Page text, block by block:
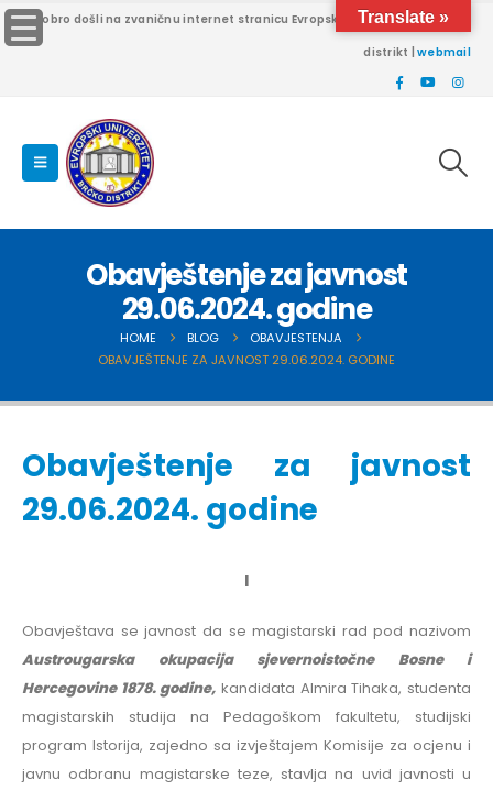
Dobro došli na zvaničnu internet stranicu Evropskog univerziteta Brčko
distrikt |webmail
Obavještenje za javnost
29.06.2024. godine
HOME BLOG
OBAVJESTENJA
OBAVJEŠTENJE ZA JAVNOST 29.06.2024. GODINE
Obavještenje za javnost
29.06.2024. godine
I
Obavještava se javnost da se magistarski rad pod nazivom
Austrougarska okupacija sjevernoistočne Bosne i
Hercegovine 1878. godine, kandidata Almira Tihaka, studenta
magistarskih studija na Pedagoškom fakultetu, studijski
program Istorija, zajedno sa izvještajem Komisije za ocjenu i
javnu odbranu magistarske teze, stavlja na uvid javnosti u
Translate »